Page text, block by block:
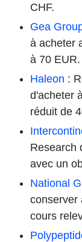
CHF.
Gea
à acheter
à 70 EUR.
Haleon :
d'acheter
réduit de
Research
avec un
National
conserver
cours